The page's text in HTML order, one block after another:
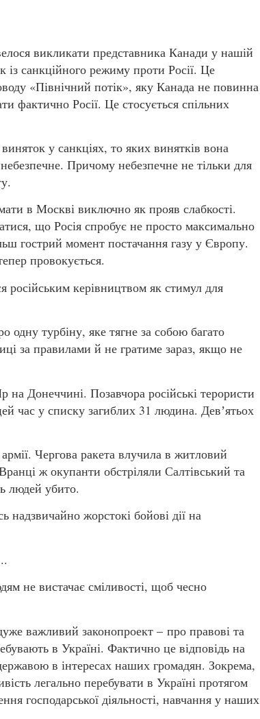
викликати представника Канади у нашій
санкційного режиму проти Росії. Це
«Північний потік», яку Канада не повинна
фактично Росії. Це стосується спільних
у санкціях, то яких винятків вона
Причому небезпечне не тільки для
в Москві виключно як прояв слабкості.
що Росія спробує не просто максимально
гострий момент постачання газу у Європу.
провокується.
керівництвом як стимул для
турбіну, яке тягне за собою багато
за правилами й не гратиме зараз, якщо не
на Донеччині. Позавчора російські терористи
час у списку загиблих 31 людина. Девʼятьох
Чергова ракета влучила в житловий
ж окупанти обстріляли Салтівський та
людей убито.
жорстокі бойові дії на
не вистачає сміливості, щоб чесно
важливий законопроект – про правові та
в Україні. Фактично це відповідь на
в інтересах наших громадян. Зокрема,
легально перебувати в Україні протягом
господарської діяльності, навчання у наших